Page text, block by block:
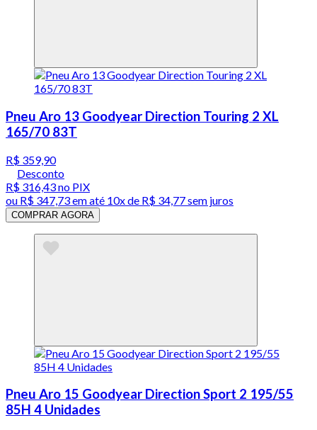
Pneu Aro 13 Goodyear Direction Touring 2 XL
165/70 83T
R$ 359,90
Desconto
R$ 316,43no PIX
ou R$ 347,73em até 10x de R$ 34,77 sem juros
COMPRAR AGORA
Pneu Aro 15 Goodyear Direction Sport 2 195/55
85H 4 Unidades